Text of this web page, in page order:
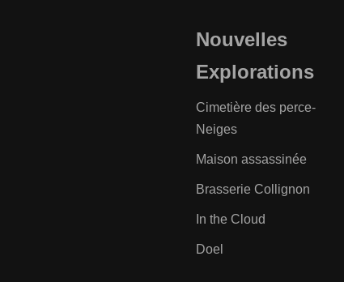
Nouvelles
Explorations
Cimetière des perce-
Neiges
Maison assassinée
Brasserie Collignon
In the Cloud
Doel